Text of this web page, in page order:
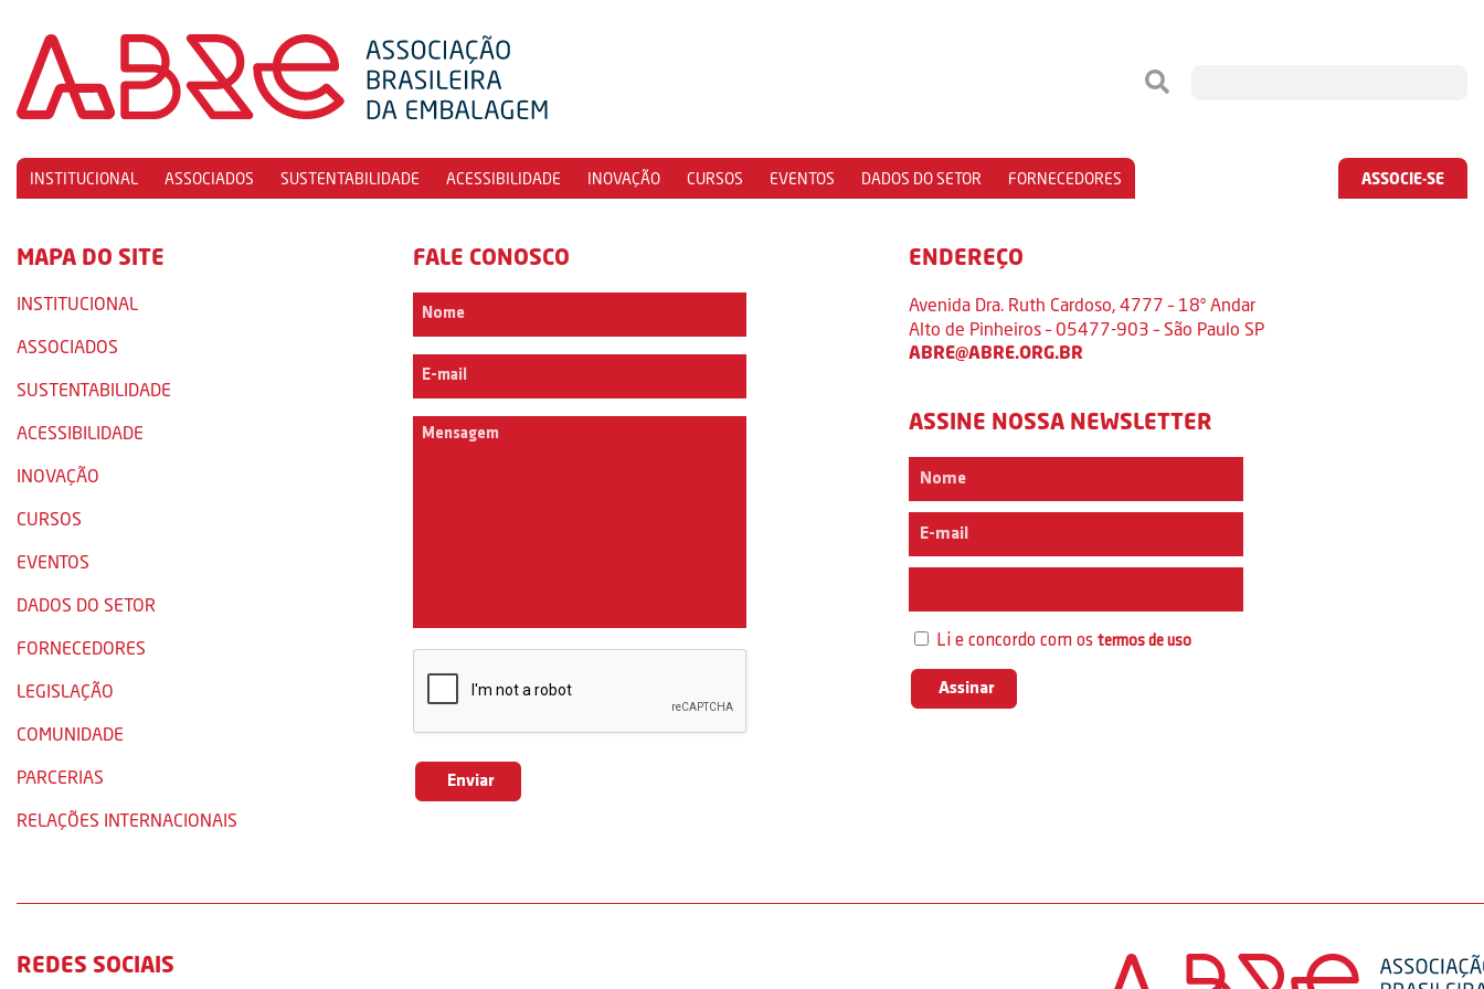
INSTITUCIONAL ASSOCIADOS SUSTENTABILIDADE ACESSIBILIDADE INOVAÇÃO CURSOS EVENTOS DADOS DO SETOR FORNECEDORES ASSOCIE-SE
MAPA DO SITE
INSTITUCIONAL
ASSOCIADOS
SUSTENTABILIDADE
ACESSIBILIDADE
INOVAÇÃO
CURSOS
EVENTOS
DADOS DO SETOR
FORNECEDORES
LEGISLAÇÃO
COMUNIDADE
PARCERIAS
RELAÇÕES INTERNACIONAIS
FALE CONOSCO ENDEREÇO
Avenida Dra. Ruth Cardoso, 4777 – 18º Andar
Alto de Pinheiros – 05477-903 – São Paulo SP
ABRE@ABRE.ORG.BR
ASSINE NOSSA NEWSLETTER
Li e concordo com ostermos de uso
REDES SOCIAIS